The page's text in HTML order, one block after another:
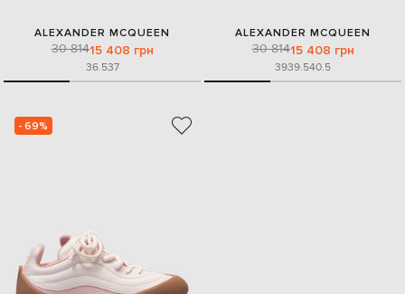
ALEXANDER MCQUEEN
30 81415 408 грн
36.537
ALEXANDER MCQUEEN
30 81415 408 грн
3939.540.5
- 69%